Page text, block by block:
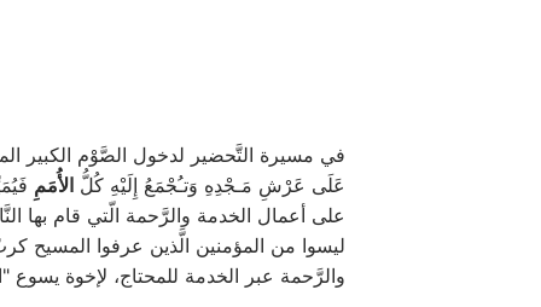
في مسيرة التَّحضير لدخول الصَّوْم الكبير
عَلَى عَرْشِ مَـجْدِهِ وَتـُجْمَعُ إِلَيْهِ كُلُّ الأُمَمِ
على أعمال الخدمة والرَّحمة الّتي قام
ليسوا من المؤمنين الَّذين عرفوا المسيح
والرَّحمة عبر الخدمة للمحتاج، لإخوة